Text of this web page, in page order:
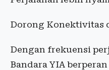
Dorong Konektivitas
Dengan frekuensi
Bandara YIA